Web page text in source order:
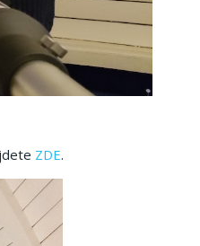
ZDE.